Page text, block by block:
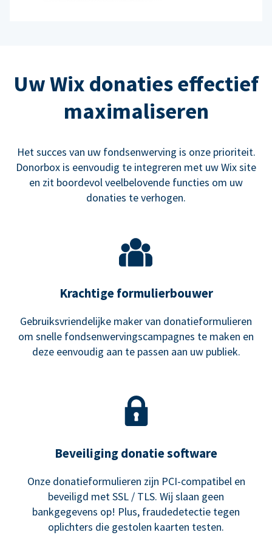
Uw Wix donaties effectief
maximaliseren
Het succes van uw fondsenwerving is onze prioriteit.
Donorbox is eenvoudig te integreren met uw Wix site
en zit boordevol veelbelovende functies om uw
donaties te verhogen.
Krachtige formulierbouwer
Gebruiksvriendelijke maker van donatieformulieren
om snelle fondsenwervingscampagnes te maken en
deze eenvoudig aan te passen aan uw publiek.
Beveiliging donatie software
Onze donatieformulieren zijn PCI-compatibel en
beveiligd met SSL / TLS. Wij slaan geen
bankgegevens op! Plus, fraudedetectie tegen
oplichters die gestolen kaarten testen.